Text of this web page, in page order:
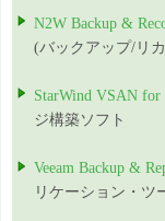
N2W Backup &
(バックアップ/リ
StarWind VSAN for
ジ構築ソフト
Veeam Backup &
リケーション・ツ